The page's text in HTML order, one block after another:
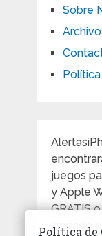
Sobre
Archivo
juegos
y Apple
GRATIS
limitado
Política de